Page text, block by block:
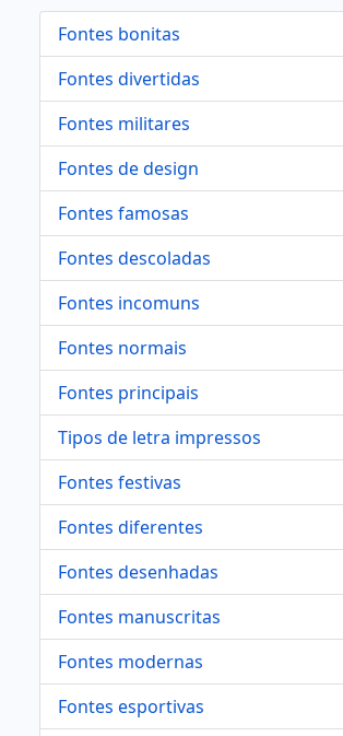
Fontes bonitas
Fontes divertidas
Fontes militares
Fontes de design
Fontes famosas
Fontes descoladas
Fontes incomuns
Fontes normais
Fontes principais
Tipos de letra impressos
Fontes festivas
Fontes diferentes
Fontes desenhadas
Fontes manuscritas
Fontes modernas
Fontes esportivas